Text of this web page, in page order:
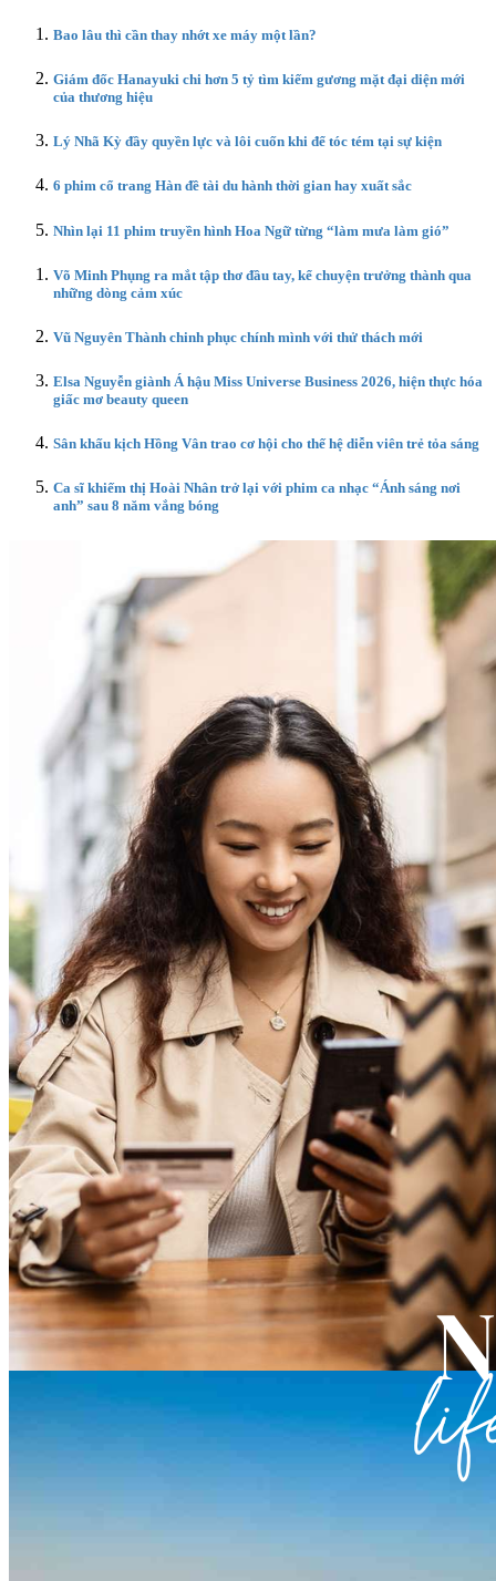
Bao lâu thì cần thay nhớt xe máy một lần?
Giám đốc Hanayuki chi hơn 5 tỷ tìm kiếm gương mặt đại diện mới
của thương hiệu
Lý Nhã Kỳ đầy quyền lực và lôi cuốn khi để tóc tém tại sự kiện
6 phim cổ trang Hàn đề tài du hành thời gian hay xuất sắc
Nhìn lại 11 phim truyền hình Hoa Ngữ từng “làm mưa làm gió”
Võ Minh Phụng ra mắt tập thơ đầu tay, kể chuyện trưởng thành qua
những dòng cảm xúc
Vũ Nguyên Thành chinh phục chính mình với thử thách mới
Elsa Nguyễn giành Á hậu Miss Universe Business 2026, hiện thực hóa
giấc mơ beauty queen
Sân khấu kịch Hồng Vân trao cơ hội cho thế hệ diễn viên trẻ tỏa sáng
Ca sĩ khiếm thị Hoài Nhân trở lại với phim ca nhạc “Ánh sáng nơi
anh” sau 8 năm vắng bóng